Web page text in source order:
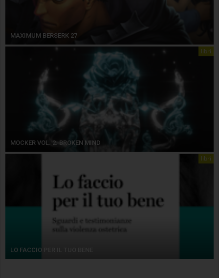
MAXIMUM BERSERK 27
libri
MOCKER VOL. 2. BROKEN MIND
libri
LO FACCIO PER IL TUO BENE